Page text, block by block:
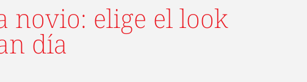
novio: elige el look
día